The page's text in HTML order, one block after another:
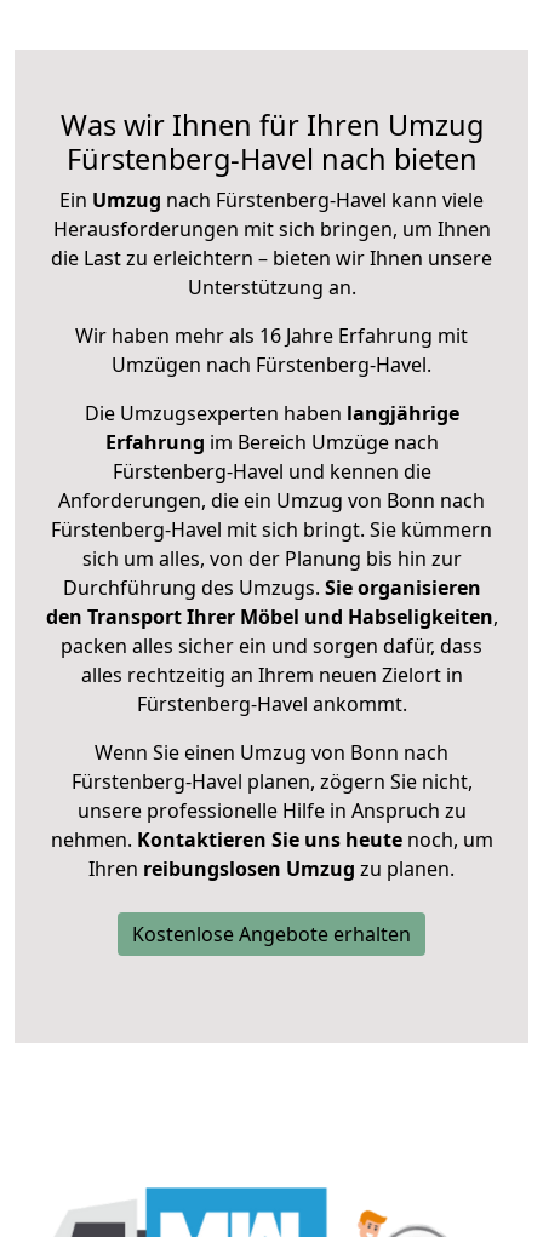
Was wir Ihnen für Ihren Umzug
Fürstenberg-Havel nach bieten
Ein Umzug nach Fürstenberg-Havel kann viele
Herausforderungen mit sich bringen, um Ihnen
die Last zu erleichtern – bieten wir Ihnen unsere
Unterstützung an.
Wir haben mehr als 16 Jahre Erfahrung mit
Umzügen nach Fürstenberg-Havel.
Die Umzugsexperten haben langjährige
Erfahrung im Bereich Umzüge nach
Fürstenberg-Havel und kennen die
Anforderungen, die ein Umzug von Bonn nach
Fürstenberg-Havel mit sich bringt. Sie kümmern
sich um alles, von der Planung bis hin zur
Durchführung des Umzugs. Sie organisieren
den Transport Ihrer Möbel und Habseligkeiten,
packen alles sicher ein und sorgen dafür, dass
alles rechtzeitig an Ihrem neuen Zielort in
Fürstenberg-Havel ankommt.
Wenn Sie einen Umzug von Bonn nach
Fürstenberg-Havel planen, zögern Sie nicht,
unsere professionelle Hilfe in Anspruch zu
nehmen. Kontaktieren Sie uns heutenoch, um
Ihren reibungslosen Umzug zu planen.
Kostenlose Angebote erhalten